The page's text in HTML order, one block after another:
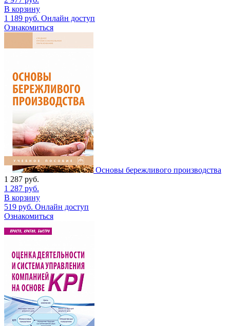
В корзину
1 189 руб. Онлайн доступ
Ознакомиться
Основы бережливого производства
1 287 руб.
1 287 руб.
В корзину
519 руб. Онлайн доступ
Ознакомиться